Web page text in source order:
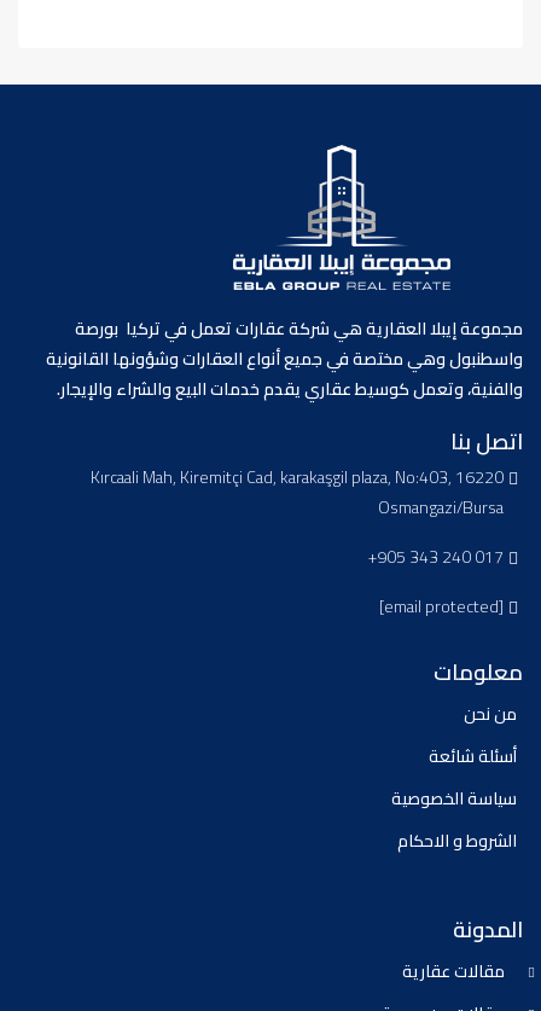
مجموعة إيبلا العقارية هي شركة عقارات تعمل في تركيا بورصة
واسطنبول وهي مختصة في جميع أنواع العقارات وشؤونها القانونية
والفنية، وتعمل كوسيط عقاري يقدم خدمات البيع والشراء والإيجار.
اتصل بنا
Kırcaali Mah, Kiremitçi Cad, karakaşgil plaza, No:403, 16220
Osmangazi/Bursa
+905 343 240 017
[email protected]
معلومات
من نحن
أسئلة شائعة
سياسة الخصوصية
الشروط و الاحكام
المدونة
مقالات عقارية